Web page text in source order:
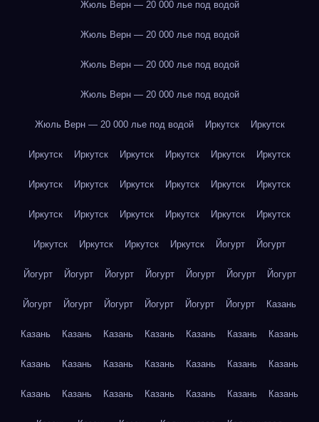
Жюль Верн — 20 000 лье под водой
Жюль Верн — 20 000 лье под водой
Жюль Верн — 20 000 лье под водой
Жюль Верн — 20 000 лье под водой
Жюль Верн — 20 000 лье под водой Иркутск Иркутск
Иркутск Иркутск Иркутск Иркутск Иркутск Иркутск
Иркутск Иркутск Иркутск Иркутск Иркутск Иркутск
Иркутск Иркутск Иркутск Иркутск Иркутск Иркутск
Иркутск Иркутск Иркутск Иркутск Йогурт Йогурт
Йогурт Йогурт Йогурт Йогурт Йогурт Йогурт Йогурт
Йогурт Йогурт Йогурт Йогурт Йогурт Йогурт Казань
Казань Казань Казань Казань Казань Казань Казань
Казань Казань Казань Казань Казань Казань Казань
Казань Казань Казань Казань Казань Казань Казань